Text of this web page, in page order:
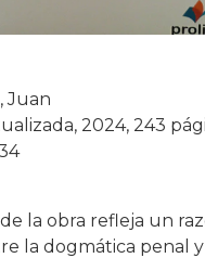
Juan
2024, 243
la obra refleja un
la dogmática penal y